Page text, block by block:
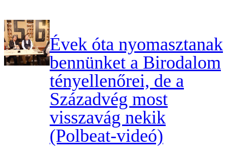
Évek óta nyomasztanak
bennünket a Birodalom
tényellenőrei, de a
Századvég most
visszavág nekik
(Polbeat-videó)